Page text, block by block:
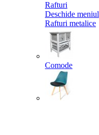
Rafturi
Deschide meniul
Rafturi metalice
Comode